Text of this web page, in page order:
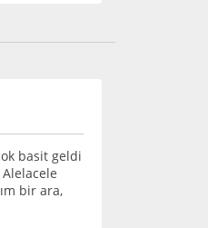
basit geldi
bir ara,